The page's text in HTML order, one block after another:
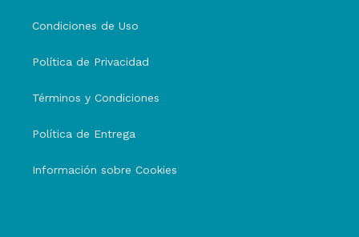
Condiciones de Uso
Política de Privacidad
Términos y Condiciones
Política de Entrega
Información sobre Cookies